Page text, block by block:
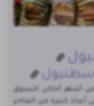
أشهر أماكن التسوق
كبيرة من المتاجر